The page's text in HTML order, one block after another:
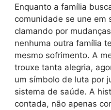
Enquanto a família
comunidade se une em
clamando por
nenhuma outra família
mesmo sofrimento. A
trouxe tanta alegria,
um símbolo de luta por
sistema de saúde. A
contada, não apenas